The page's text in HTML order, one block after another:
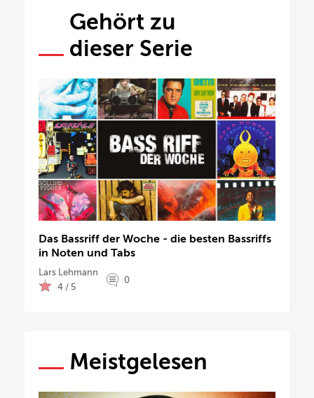
Gehört zu
dieser Serie
Das Bassriff der Woche - die besten Bassriffs
in Noten und Tabs
Lars Lehmann
4 / 5
0
Meistgelesen